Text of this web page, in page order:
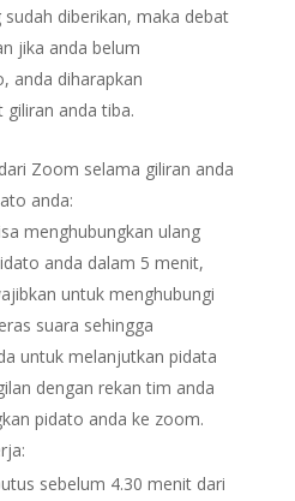
diberikan, maka debat
jika anda belum
anda diharapkan
giliran anda tiba.
Zoom selama giliran anda
anda:
menghubungkan ulang
anda dalam 5 menit,
untuk menghubungi
suara sehingga
untuk melanjutkan pidata
dengan rekan tim anda
pidato anda ke zoom.
sebelum 4.30 menit dari